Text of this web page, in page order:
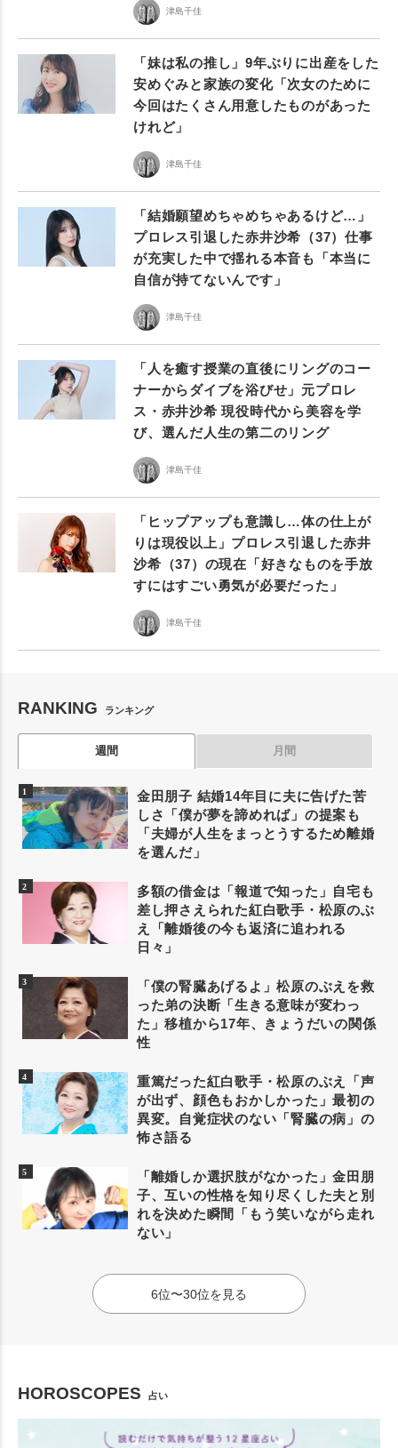
津島千佳
「妹は私の推し」9年ぶりに出産をした
安めぐみと家族の変化「次女のために
今回はたくさん用意したものがあった
けれど」
津島千佳
「結婚願望めちゃめちゃあるけど…」
プロレス引退した赤井沙希（37）仕事
が充実した中で揺れる本音も「本当に
自信が持てないんです」
津島千佳
「人を癒す授業の直後にリングのコー
ナーからダイブを浴びせ」元プロレ
ス・赤井沙希 現役時代から美容を学
び、選んだ人生の第二のリング
津島千佳
「ヒップアップも意識し…体の仕上が
りは現役以上」プロレス引退した赤井
沙希（37）の現在「好きなものを手放
すにはすごい勇気が必要だった」
津島千佳
RANKING ランキング
週間 月間
金田朋子 結婚14年目に夫に告げた苦
しさ「僕が夢を諦めれば」の提案も
「夫婦が人生をまっとうするため離婚
を選んだ」
多額の借金は「報道で知った」自宅も
差し押さえられた紅白歌手・松原のぶ
え「離婚後の今も返済に追われる
日々」
「僕の腎臓あげるよ」松原のぶえを救
った弟の決断「生きる意味が変わっ
た」移植から17年、きょうだいの関係
性
重篤だった紅白歌手・松原のぶえ「声
が出ず、顔色もおかしかった」最初の
異変。自覚症状のない「腎臓の病」の
怖さ語る
「離婚しか選択肢がなかった」金田朋
子、互いの性格を知り尽くした夫と別
れを決めた瞬間「もう笑いながら走れ
ない」
6位〜30位を見る
HOROSCOPES 占い